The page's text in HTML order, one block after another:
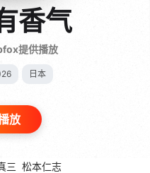
香气
提供播放
日本
放
三 松本仁志